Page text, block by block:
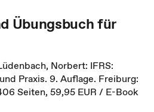
Übungsbuch für
Norbert: IFRS:
Praxis. 9. Auflage. Freiburg:
Seiten, 59,95 EUR / E-Book